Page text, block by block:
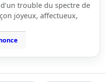
trouble du spectre de
joyeux, affectueux,